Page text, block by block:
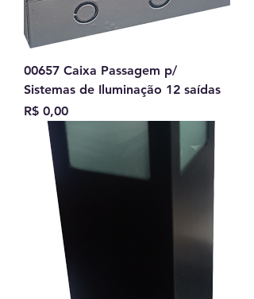
00657 Caixa Passagem p/
Sistemas de Iluminação 12 saídas
Preço
R$ 0,00